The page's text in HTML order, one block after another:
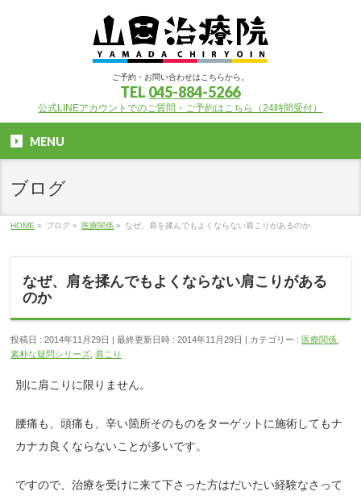
ご予約・お問い合わせはこちらから。
TEL 045-884-5266
公式LINEアカウントでのご質問・ご予約はこちら（24時間受付）
MENU
ブログ
HOME » ブログ » 医療関係 » なぜ、肩を揉んでもよくならない肩こりがあるのか
なぜ、肩を揉んでもよくならない肩こりがある
のか
投稿日 : 2014年11月29日 最終更新日時 : 2014年11月29日 カテゴリー : 医療関係
素朴な疑問シリーズ 肩こり
別に肩こりに限りません。
腰痛も、頭痛も、辛い箇所そのものをターゲットに施術してもナ
カナカ良くならないことが多いです。
ですので、治療を受けに来て下さった方はだいたい経験なさって